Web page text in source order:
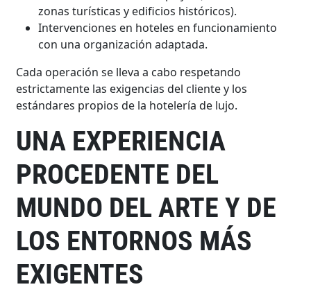
zonas turísticas y edificios históricos).
Intervenciones en hoteles en funcionamiento
con una organización adaptada.
Cada operación se lleva a cabo respetando
estrictamente las exigencias del cliente y los
estándares propios de la hotelería de lujo.
UNA EXPERIENCIA
PROCEDENTE DEL
MUNDO DEL ARTE Y DE
LOS ENTORNOS MÁS
EXIGENTES